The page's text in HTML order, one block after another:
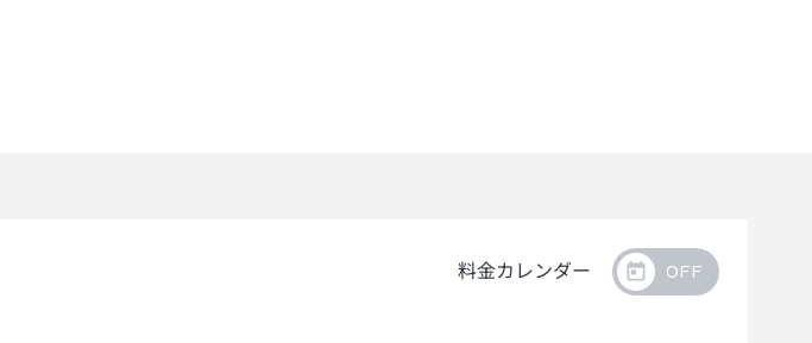
料金カレンダー